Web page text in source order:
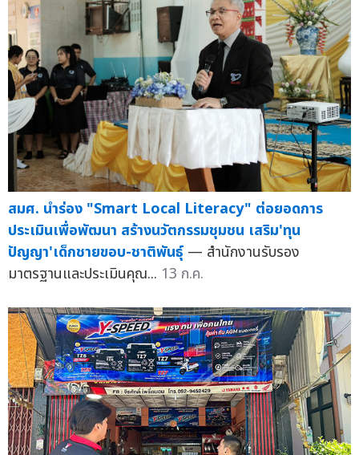
สมศ. นำร่อง "Smart Local Literacy" ต่อยอดการ
ประเมินเพื่อพัฒนา สร้างนวัตกรรมชุมชน เสริม'ทุน
ปัญญา'เด็กชายขอบ-ชาติพันธุ์ — สำนักงานรับรอง
มาตรฐานและประเมินคุณ... 13 ก.ค.